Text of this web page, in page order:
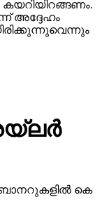
അദ്ദേഹം
കെ